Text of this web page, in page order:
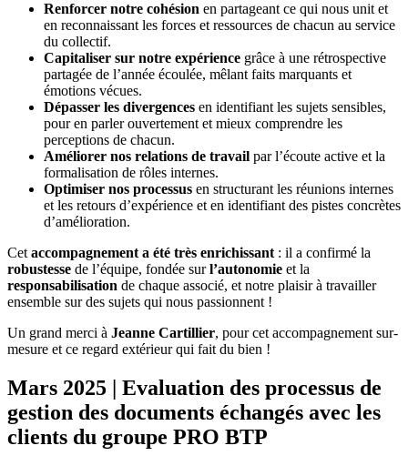
Renforcer notre cohésion en partageant ce qui nous unit et
en reconnaissant les forces et ressources de chacun au service
du collectif.
Capitaliser sur notre expérience grâce à une rétrospective
partagée de l’année écoulée, mêlant faits marquants et
émotions vécues.
Dépasser les divergences en identifiant les sujets sensibles,
pour en parler ouvertement et mieux comprendre les
perceptions de chacun.
Améliorer nos relations de travail par l’écoute active et la
formalisation de rôles internes.
Optimiser nos processus en structurant les réunions internes
et les retours d’expérience et en identifiant des pistes concrètes
d’amélioration.
Cetaccompagnement a été très enrichissant : il a confirmé la
robustesse de l’équipe, fondée surl’autonomie et la
responsabilisation de chaque associé, et notre plaisir à travailler
ensemble sur des sujets qui nous passionnent !
Un grand merci à Jeanne Cartillier, pour cet accompagnement sur-
mesure et ce regard extérieur qui fait du bien !
Mars 2025 | Evaluation des processus de
gestion des documents échangés avec les
clients du groupe PRO BTP